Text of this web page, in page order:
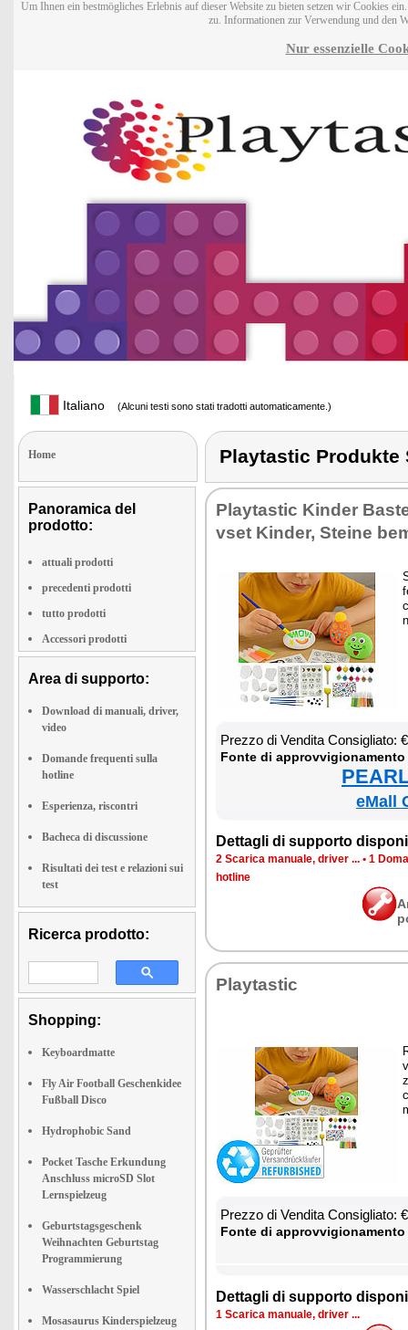
Um Ihnen ein bestmögliches Erlebnis auf dieser Website zu bieten setzen wir Cookies
zu. Informationen zur Verwendung und den
Nur essenzielle
Italiano (Alcuni testi sono stati tradotti automaticamente.)
Home
Panoramica del
prodotto:
attuali prodotti
precedenti prodotti
tutto prodotti
Accessori prodotti
Area di supporto:
Download di manuali, driver,
video
Domande frequenti sulla
hotline
Esperienza, riscontri
Bacheca di discussione
Risultati dei test e relazioni sui
test
Ricerca prodotto:
Shopping:
Keyboardmatte
Fly Air Football Geschenkidee
Fußball Disco
Hydrophobic Sand
Pocket Tasche Erkundung
Anschluss microSD Slot
Lernspielzeug
Geburtstagsgeschenk
Weihnachten Geburtstag
Programmierung
Wasserschlacht Spiel
Mosasaurus Kinderspielzeug
Playtastic Produkte
Play­ta­stic Kin­der
v­set Kin­der, Stei­ne
Prez­zo di Ven­di­ta Con­si­glia­to:
Fon­te di
eMall
Det­ta­gli di sup­por­to
2 Sca­ri­ca ma­nua­le, dri­ver ... • 1
ho­tli­ne
Play­ta­stic
Prez­zo di Ven­di­ta Con­si­glia­to:
Fon­te di
Det­ta­gli di sup­por­to
1 Sca­ri­ca ma­nua­le, dri­ver ...